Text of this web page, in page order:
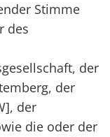
Stimme
des
der
der
der
die oder der